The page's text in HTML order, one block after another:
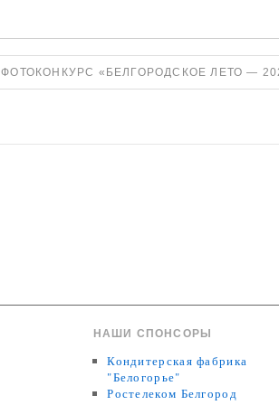
ФОТОКОНКУРС «БЕЛГОРОДСКОЕ ЛЕТО —
НАШИ СПОНСОРЫ
Кондитерская фабрика
"Белогорье"
Ростелеком Белгород